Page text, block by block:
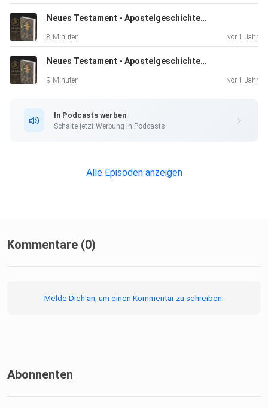
Neues Testament - Apostelgeschichte 23
8 Minuten vor 1 Jahr
Neues Testament - Apostelgeschichte 21
9 Minuten vor 1 Jahr
In Podcasts werben
Schalte jetzt Werbung in Podcasts.
Alle Episoden anzeigen
Kommentare (0)
Melde Dich an, um einen Kommentar zu schreiben.
Abonnenten